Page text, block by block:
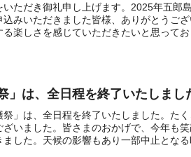
ただき御礼申し上げます。2025年五郎
込みいただきました皆様、ありがとうご
楽しさを感じていただきたいと思ってお
」は、全日程を終了いたしまし
」は、全日程を終了いたしました。た
いました。皆さまのおかげで、今年も
した。天候の影響もあり一部中止となる